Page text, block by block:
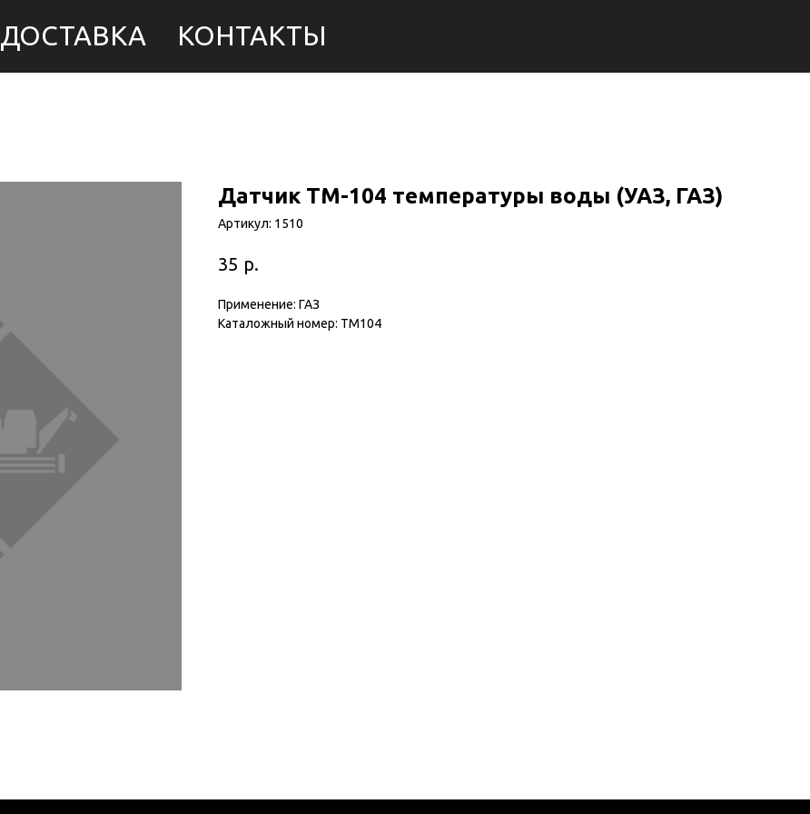
ДОСТАВКА КОНТАКТЫ
Датчик ТМ-104 температуры воды (УАЗ, ГАЗ)
Артикул: 1510
35 р.
Применение: ГАЗ
Каталожный номер: ТМ104